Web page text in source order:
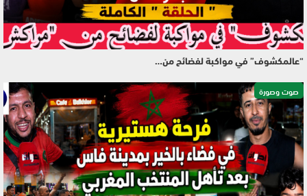
“عالمكشوف” في مواكبة لفضائح من…
صوت وصورة